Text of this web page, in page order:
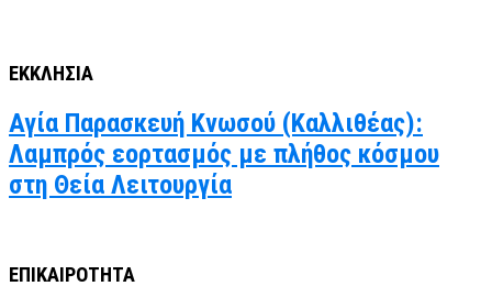
ΕΚΚΛΗΣΙΑ
Αγία Παρασκευή Κνωσού (Καλλιθέας):
Λαμπρός εορτασμός με πλήθος κόσμου
στη Θεία Λειτουργία
ΕΠΙΚΑΙΡΟΤΗΤΑ